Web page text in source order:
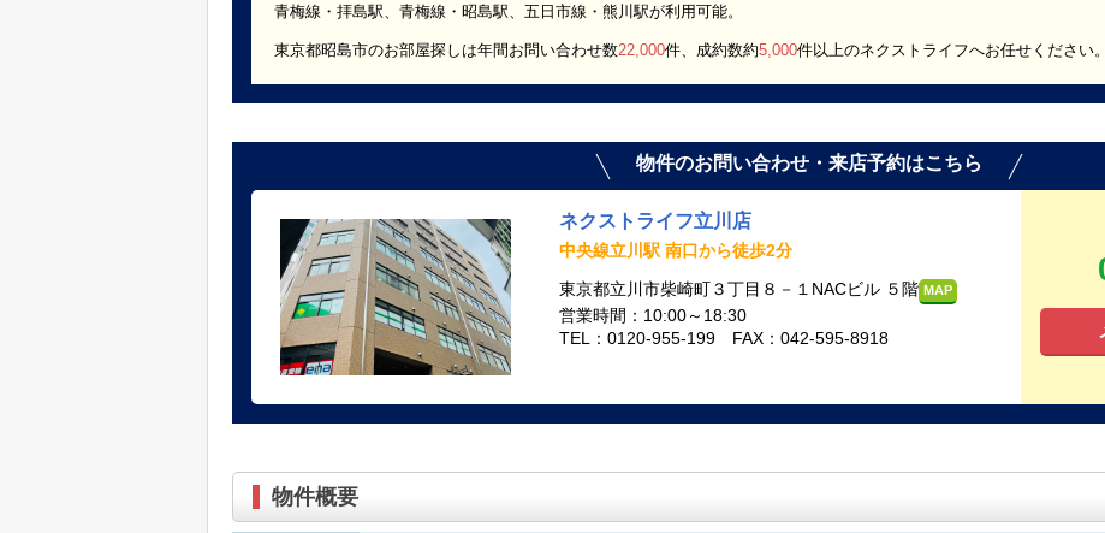
青梅線・拝島駅、青梅線・昭島駅、五日市線・熊川駅が利用可能。
東京都昭島市のお部屋探しは年間お問い合わせ数22,000件、成約数約5,000件以上のネクストライフへお任せください。
物件のお問い合わせ・来店予約はこちら
ネクストライフ立川店
中央線立川駅 南口から徒歩2分
東京都立川市柴崎町３丁目８－１NACビル ５階 MAP
営業時間：10:00～18:30
TEL：0120-955-199 FAX：042-595-8918
物件概要